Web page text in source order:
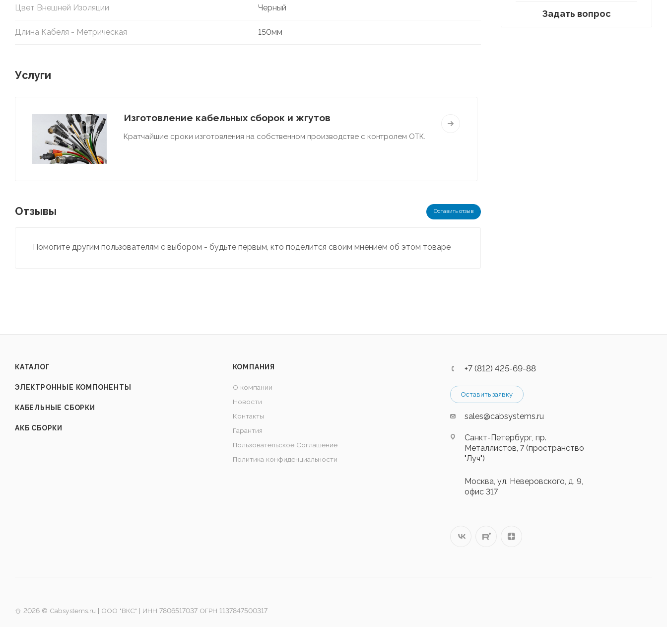
Цвет Внешней Изоляции Черный
Длина Кабеля - Метрическая 150мм
Услуги
Изготовление кабельных сборок и жгутов
Кратчайшие сроки изготовления на собственном производстве с контролем ОТК.
Отзывы Оставить отзыв
Помогите другим пользователям с выбором - будьте первым, кто поделится своим мнением об этом товаре
Задать вопрос
КАТАЛОГ
ЭЛЕКТРОННЫЕ КОМПОНЕНТЫ
КАБЕЛЬНЫЕ СБОРКИ
АКБ СБОРКИ
КОМПАНИЯ
О компании
Новости
Контакты
Гарантия
Пользовательское Соглашение
Политика конфиденциальности
+7 (812) 425-69-88
Оставить заявку
sales@cabsystems.ru
Санкт-Петербург, пр.
Металлистов, 7 (пространство
"Луч")
Москва, ул. Неверовского, д. 9,
офис 317
⛄️ 2026 © Cabsystems.ru | ООО "ВКС" | ИНН 7806517037 ОГРН 1137847500317